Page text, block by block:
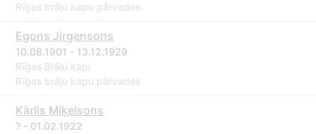
Rīgas brāļu kapu pārvades
Egons Jirgensons
10.08.1901 - 13.12.1929
Rīgas Brāļu kapi
Rīgas brāļu kapu pārvades
Kārlis Miķelsons
? - 01.02.1922